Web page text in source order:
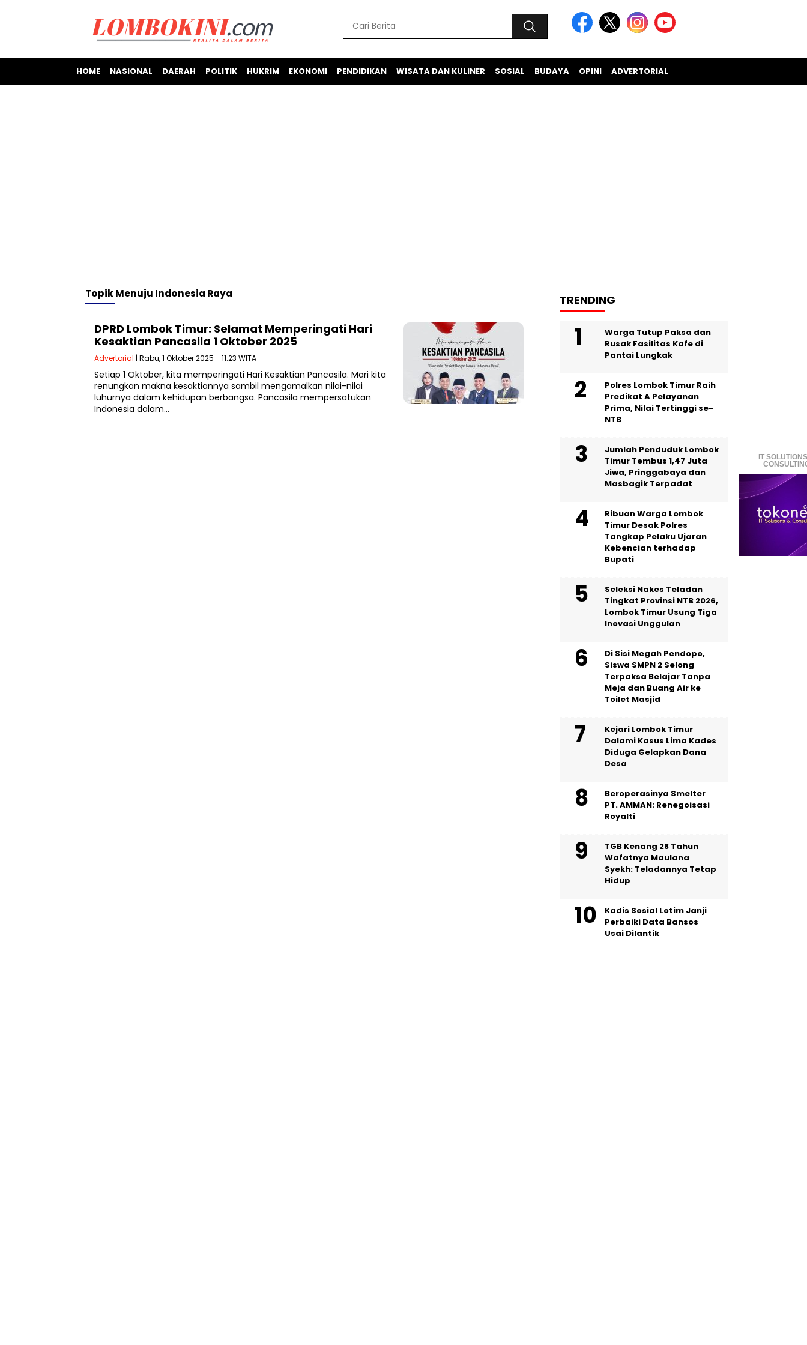
HOME NASIONAL DAERAH POLITIK HUKRIM EKONOMI PENDIDIKAN WISATA DAN KULINER SOSIAL BUDAYA OPINI ADVERTORIAL
IT
TopikMenuju Indonesia Raya
DPRD Lombok Timur: Selamat Memperingati Hari
Kesaktian Pancasila 1 Oktober 2025
Advertorial | Rabu, 1 Oktober 2025 - 11:23 WITA
Setiap 1 Oktober, kita memperingati Hari Kesaktian Pancasila. Mari kita
renungkan makna kesaktiannya sambil mengamalkan nilai-nilai
luhurnya dalam kehidupan berbangsa. Pancasila mempersatukan
Indonesia dalam…
TRENDING
Warga Tutup Paksa dan
Rusak Fasilitas Kafe di
Pantai Lungkak
Polres Lombok Timur Raih
Predikat A Pelayanan
Prima, Nilai Tertinggi se-
NTB
Jumlah Penduduk Lombok
Timur Tembus 1,47 Juta
Jiwa, Pringgabaya dan
Masbagik Terpadat
Ribuan Warga Lombok
Timur Desak Polres
Tangkap Pelaku Ujaran
Kebencian terhadap
Bupati
Seleksi Nakes Teladan
Tingkat Provinsi NTB 2026,
Lombok Timur Usung Tiga
Inovasi Unggulan
Di Sisi Megah Pendopo,
Siswa SMPN 2 Selong
Terpaksa Belajar Tanpa
Meja dan Buang Air ke
Toilet Masjid
Kejari Lombok Timur
Dalami Kasus Lima Kades
Diduga Gelapkan Dana
Desa
Beroperasinya Smelter
PT. AMMAN: Renegoisasi
Royalti
TGB Kenang 28 Tahun
Wafatnya Maulana
Syekh: Teladannya Tetap
Hidup
Kadis Sosial Lotim Janji
Perbaiki Data Bansos
Usai Dilantik